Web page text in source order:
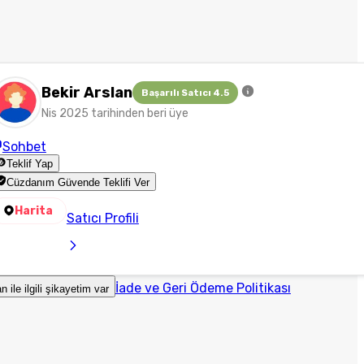
Bekir Arslan Başarılı Satıcı 4.5
Nis 2025 tarihinden beri üye
Sohbet
Teklif Yap
Cüzdanım Güvende Teklifi Ver
Harita Satıcı Profili
ile ilgili şikayetim var İade ve Geri Ödeme Politikası